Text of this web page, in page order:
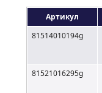
Артикул
81514010194g
81521016295g